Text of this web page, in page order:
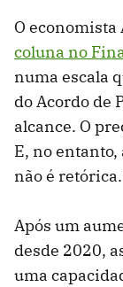
O economista
coluna no
numa escala
do Acordo de
alcance. O
E, no
não é
Após um
desde 2020,
uma